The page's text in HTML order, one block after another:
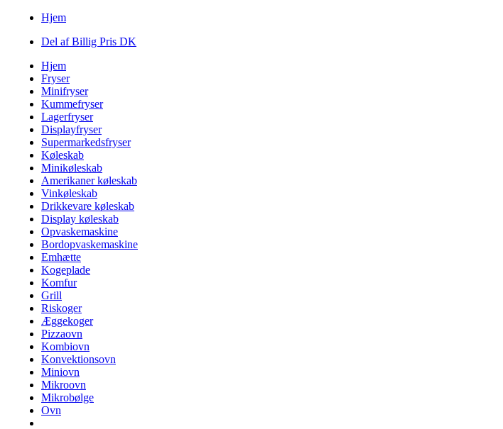
Hjem
Del af Billig Pris DK
Hjem
Fryser
Minifryser
Kummefryser
Lagerfryser
Displayfryser
Supermarkedsfryser
Køleskab
Minikøleskab
Amerikaner køleskab
Vinkøleskab
Drikkevare køleskab
Display køleskab
Opvaskemaskine
Bordopvaskemaskine
Emhætte
Kogeplade
Komfur
Grill
Riskoger
Æggekoger
Pizzaovn
Kombiovn
Konvektionsovn
Miniovn
Mikroovn
Mikrobølge
Ovn